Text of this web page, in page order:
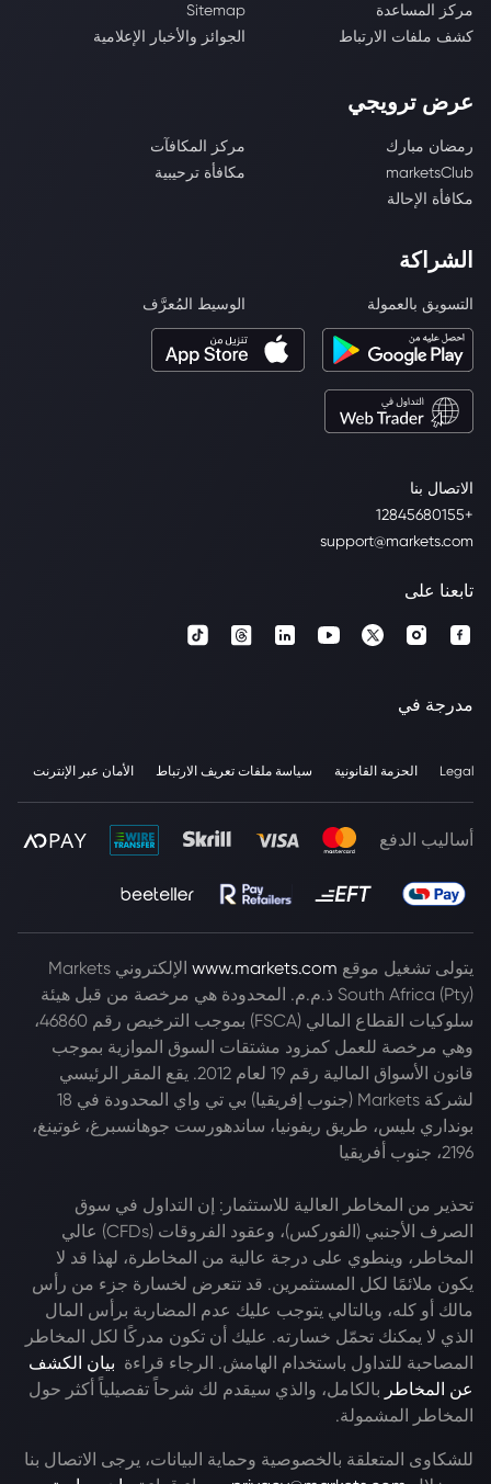
الاتصال بنا
+12845680155
support@markets.com
مركز المساعدة
Sitemap
كشف ملفات الارتباط
الجوائز والأخبار الإعلامية
عرض ترويجي
رمضان مبارك
مركز المكافآت
marketsClub
مكافأة ترحيبية
مكافأة الإحالة
الشراكة
التسويق بالعمولة الوسيط المُعرَّف
تابعنا على
مدرجة في
Legal الحزمة القانونية سياسة ملفات تعريف الارتباط الأمان عبر الإنترنت
أساليب الدفع
يتولى تشغيل موقع www.markets.com
الإلكتروني Markets
South Africa (Pty) ذ.م.م. المحدودة هي مرخصة من قبل هيئة
سلوكيات القطاع المالي (FSCA) بموجب الترخيص رقم 46860،
وهي مرخصة للعمل كمزود مشتقات السوق الموازية بموجب
قانون الأسواق المالية رقم 19 لعام 2012. يقع المقر الرئيسي
لشركة Markets (جنوب إفريقيا) بي تي واي المحدودة في 18
بونداري بليس، طريق ريفونيا، ساندهورست جوهانسبرغ، غوتينغ،
2196، جنوب أفريقيا
تحذير من المخاطر العالية للاستثمار: إن التداول في سوق
الصرف الأجنبي (الفوركس)، وعقود الفروقات (CFDs) عالي
المخاطر، وينطوي على درجة عالية من المخاطرة، لهذا قد لا
يكون ملائمًا لكل المستثمرين. قد تتعرض لخسارة جزء من رأس
مالك أو كله، وبالتالي يتوجب عليك عدم المضاربة برأس المال
الذي لا يمكنك تحمّل خسارته. عليك أن تكون مدركًا لكل المخاطر
المصاحبة للتداول باستخدام الهامش. الرجاء قراءة بيان الكشف
عن المخاطر بالكامل، والذي سيقدم لك شرحاً تفصيلياً أكثر حول
المخاطر المشمولة.
للشكاوى المتعلقة بالخصوصية وحماية البيانات، يرجى الاتصال بنا